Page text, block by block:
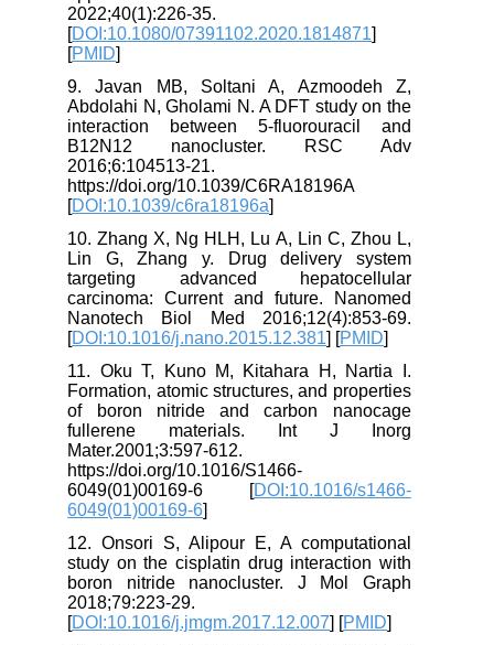
2022;40(1):226-35.
[DOI:10.1080/07391102.2020.1814871
[PMID
9. Javan MB, Soltani A, Azmoodeh Z,
Abdolahi N, Gholami N. A DFT study on the
interaction between 5-fluorouracil and
B12N12 nanocluster. RSC Adv
2016;6:104513-21.
https://doi.org/10.1039/C6RA18196A
[DOI:10.1039/c6ra18196a
10. Zhang X, Ng HLH, Lu A, Lin C, Zhou L,
Lin G, Zhang y. Drug delivery system
targeting advanced hepatocellular
carcinoma: Current and future. Nanomed
Nanotech Biol Med 2016;12(4):853-69.
[DOI:10.1016/j.nano.2015.12.381] [PMID
11. Oku T, Kuno M, Kitahara H, Nartia I.
Formation, atomic structures, and properties
of boron nitride and carbon nanocage
fullerene materials. Int J Inorg
Mater.2001;3:597-612.
https://doi.org/10.1016/S1466-
6049(01)00169-6 [DOI:10.1016/s1466-
6049(01)00169-6
12. Onsori S, Alipour E, A computational
study on the cisplatin drug interaction with
boron nitride nanocluster. J Mol Graph
2018;79:223-29.
[DOI:10.1016/j.jmgm.2017.12.007] [PMID